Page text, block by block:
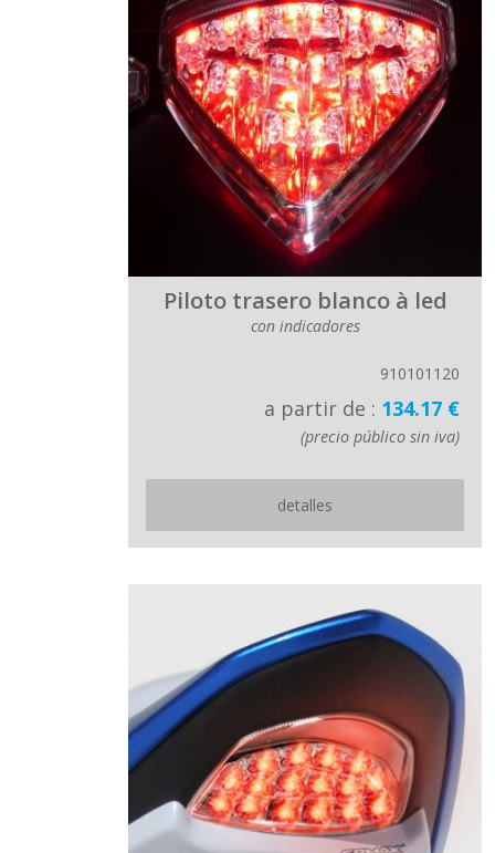
Piloto trasero blanco à led
con indicadores
910101120
a partir de : 134.17 €
(precio público sin iva)
detalles